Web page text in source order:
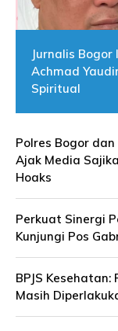
Jurnalis
Achmad
Spiritual
Polres Bogor
Ajak Media
Hoaks
Perkuat Sinergi
Kunjungi Pos
BPJS
Masih